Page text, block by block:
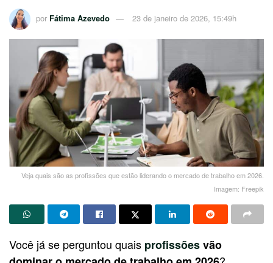
por Fátima Azevedo 23 de janeiro de 2026, 15:49h
Veja quais são as profissões que estão liderando o mercado de trabalho em 2026.
Imagem: Freepik
Você já se perguntou quais profissõesvão